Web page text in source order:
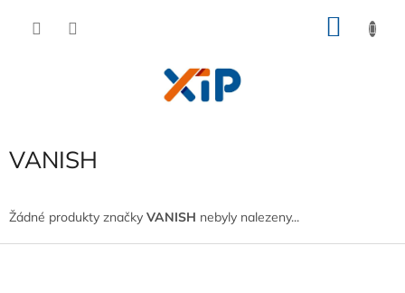
VANISH
Žádné produkty značky VANISH nebyly nalezeny...